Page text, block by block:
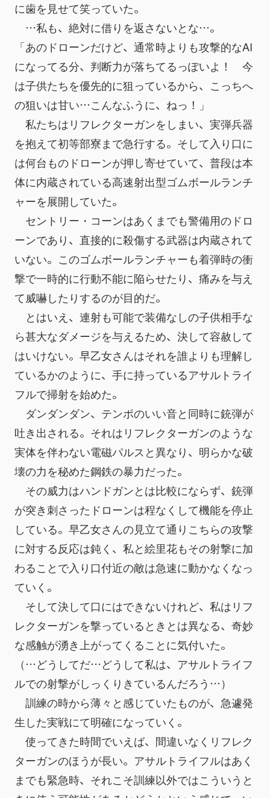
に歯を見せて笑っていた。
…私も、絶対に借りを返さないとな…。
「あのドローンだけど、通常時よりも攻撃的なAI
になってる分、判断力が落ちてるっぽいよ！　今
は子供たちを優先的に狙っているから、こっちへ
の狙いは甘い…こんなふうに、ねっ！」
私たちはリフレクターガンをしまい、実弾兵器
を抱えて初等部寮まで急行する。そして入り口に
は何台ものドローンが押し寄せていて、普段は本
体に内蔵されている高速射出型ゴムボールランチ
ャーを展開していた。
セントリー・コーンはあくまでも警備用のドロ
ーンであり、直接的に殺傷する武器は内蔵されて
いない。このゴムボールランチャーも着弾時の衝
撃で一時的に行動不能に陥らせたり、痛みを与え
て威嚇したりするのが目的だ。
とはいえ、連射も可能で装備なしの子供相手な
ら甚大なダメージを与えるため、決して容赦して
はいけない。早乙女さんはそれを誰よりも理解し
ているかのように、手に持っているアサルトライ
フルで掃射を始めた。
ダンダンダン、テンポのいい音と同時に銃弾が
吐き出される。それはリフレクターガンのような
実体を伴わない電磁パルスと異なり、明らかな破
壊の力を秘めた鋼鉄の暴力だった。
その威力はハンドガンとは比較にならず、銃弾
が突き刺さったドローンは程なくして機能を停止
している。早乙女さんの見立て通りこちらの攻撃
に対する反応は鈍く、私と絵里花もその射撃に加
わることで入り口付近の敵は急速に動かなくなっ
ていく。
そして決して口にはできないけれど、私はリフ
レクターガンを撃っているときとは異なる、奇妙
な感触が湧き上がってくることに気付いた。
（…どうしてだ…どうして私は、アサルトライフ
ルでの射撃がしっくりきているんだろう…）
訓練の時から薄々と感じていたものが、急遽発
生した実戦にて明確になっていく。
使ってきた時間でいえば、間違いなくリフレク
ターガンのほうが長い。アサルトライフルはあく
までも緊急時、それこそ訓練以外ではこういうと